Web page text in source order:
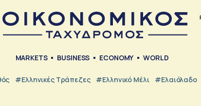
MARKETS BUSINESS ECONOMY WORLD
#ελληνικές Τράπεζες #Ελληνικό Μέλι #Ελαιόλαδο